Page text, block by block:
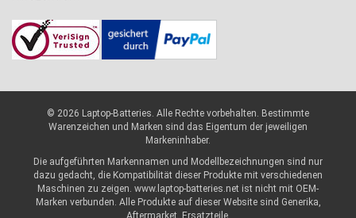
© 2026 Laptop-Batteries. Alle Rechte vorbehalten. Bestimmte
Warenzeichen und Marken sind das Eigentum der jeweiligen
Markeninhaber.
Die aufgeführten Markennamen und Modellbezeichnungen sind nur
dazu gedacht, die Kompatibilität dieser Produkte mit verschiedenen
Maschinen zu zeigen. www.laptop-batteries.net ist nicht mit OEM-
Marken verbunden. Alle Produkte auf dieser Website sind Generika,
Aftermarket, Ersatzteile.